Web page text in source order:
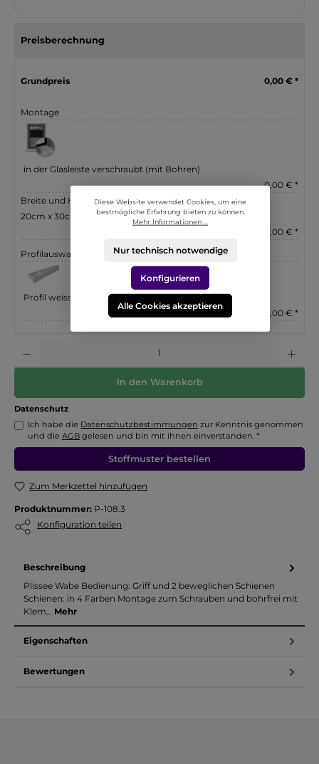
Preisberechnung
Grundpreis 0,00 € *
Montage
in der Glasleiste verschraubt (mit Bohren)
0,00 € *
Breite und Höhe eingeben
20cm x 30cm = 0.06 m²
+ 17,00 € *
Profilauswahl
Profil weiss
0,00 € *
In den Warenkorb
Datenschutz
Ich habe die Datenschutzbestimmungen zur Kenntnis genommen
und dieAGB gelesen und bin mit ihnen einverstanden. *
Stoffmuster bestellen
Zum Merkzettel hinzufügen
Produktnummer: P-108.3
Konfiguration teilen
Beschreibung
Plissee Wabe Bedienung: Griff und 2 beweglichen Schienen
Schienen: in 4 Farben Montage zum Schrauben und bohrfrei mit
Klem… Mehr
Eigenschaften
Bewertungen
Diese Website verwendet Cookies, um eine
bestmögliche Erfahrung bieten zu können.
Mehr Informationen ...
Nur technisch notwendige
Konfigurieren
Alle Cookies akzeptieren